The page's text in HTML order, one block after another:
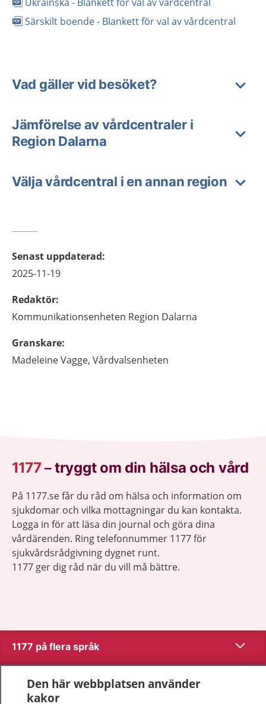
Särskilt boende - Blankett för val av vårdcentral
Vad gäller vid besöket?
Jämförelse av vårdcentraler i
Region Dalarna
Välja vårdcentral i en annan region
Senast uppdaterad:
2025-11-19
Redaktör:
Kommunikationsenheten Region Dalarna
Granskare:
MadeleineVagge, Vårdvalsenheten
1177–tryggt om din hälsa och vård
På 1177.se får du råd om hälsa och information om
sjukdomar och vilka mottagningar du kan kontakta.
Logga in för att läsa din journal och göra dina
vårdärenden. Ring telefonnummer 1177 för
sjukvårdsrådgivning dygnet runt.
1177 ger dig råd när du vill må bättre.
1177 på flera språk Visa
Om 1177
Den här webbplatsen använder
kakor